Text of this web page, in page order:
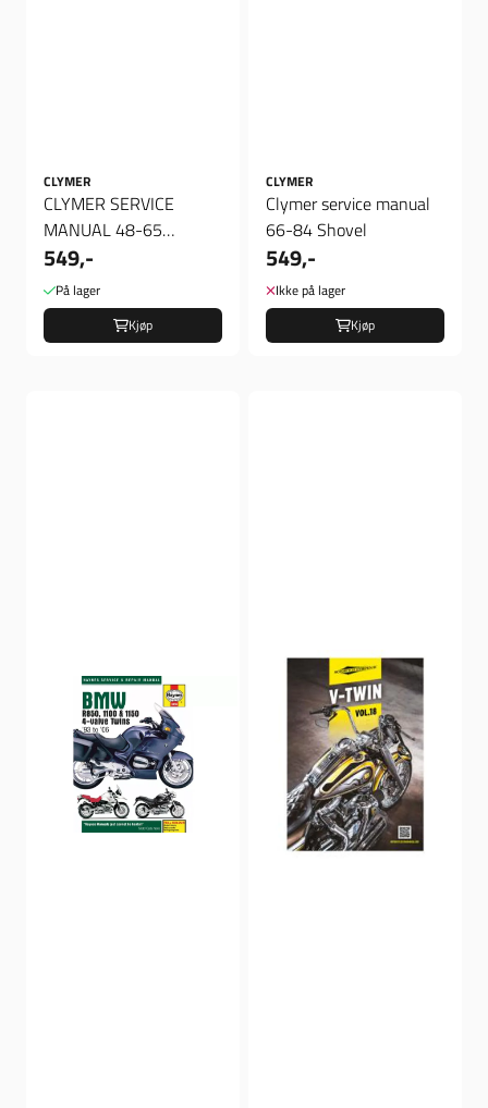
CLYMER
CLYMER SERVICE
MANUAL 48-65
PANHEAD
549,-
På lager
Kjøp
CLYMER
Clymer service manual
66-84 Shovel
549,-
Ikke på lager
Kjøp